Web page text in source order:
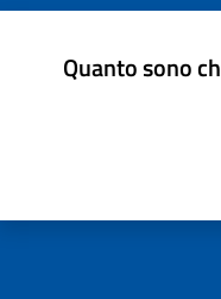
Quanto sono